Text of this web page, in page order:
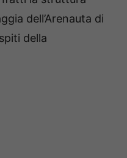
dell’Arenauta di
della